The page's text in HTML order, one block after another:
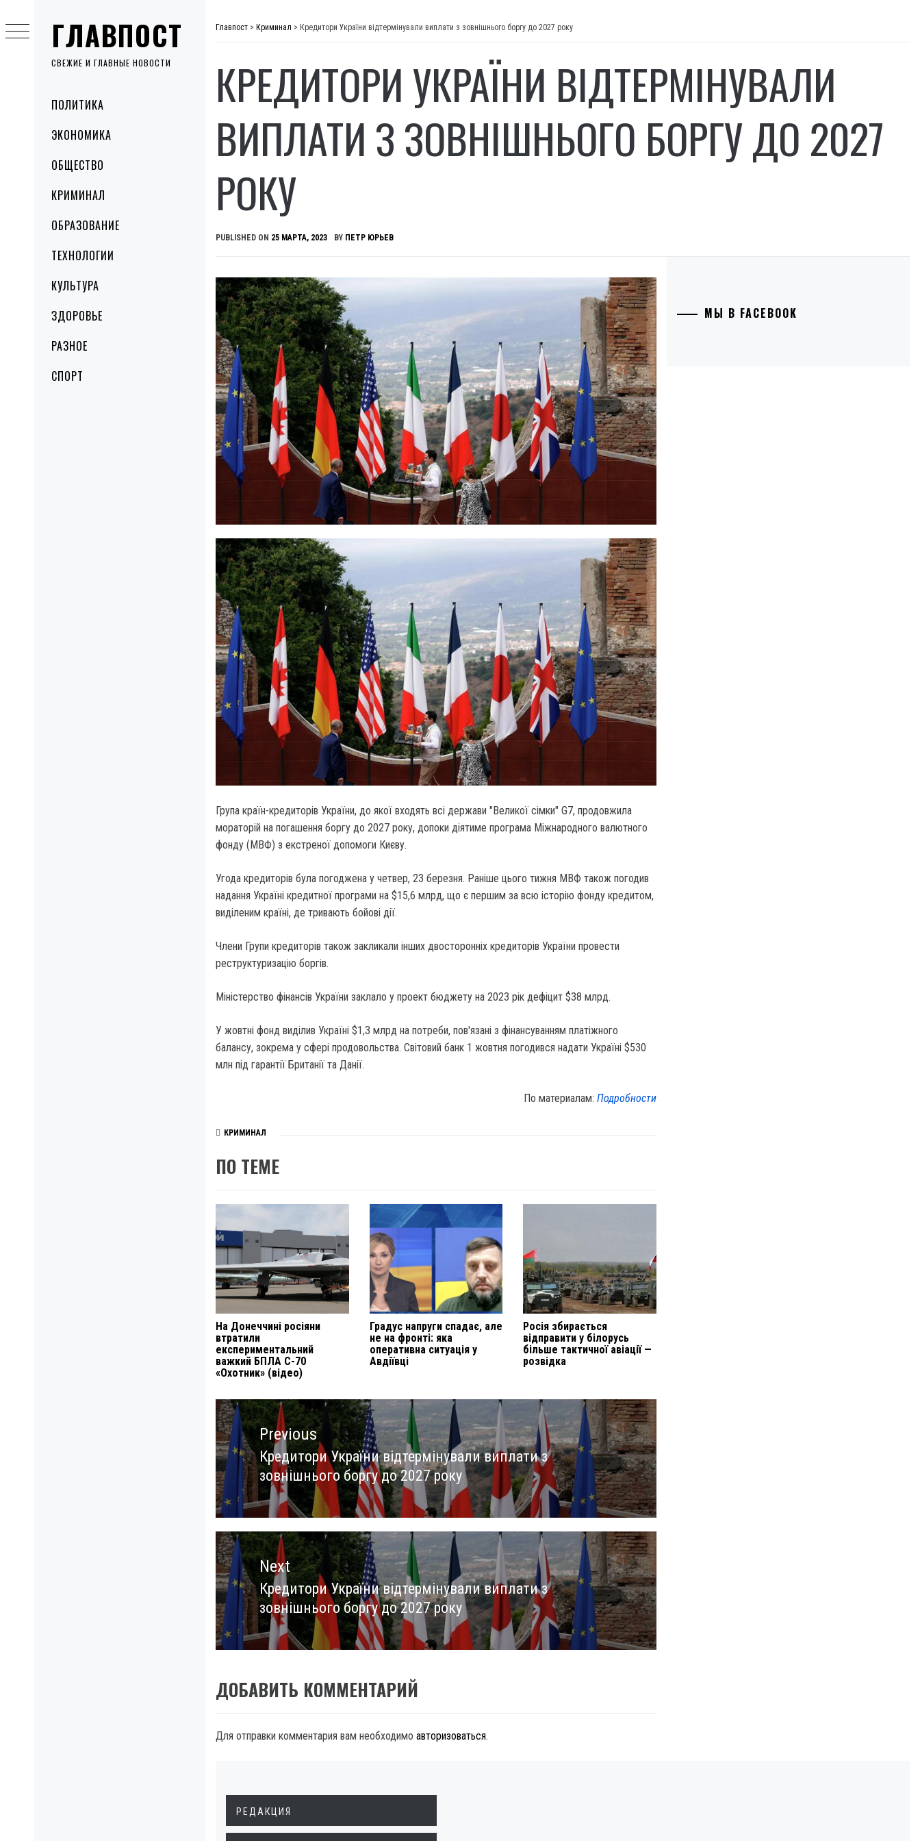
ГЛАВПОСТ
СВЕЖИЕ И ГЛАВНЫЕ НОВОСТИ
MenuПОЛИТИКА
ЭКОНОМИКА
ОБЩЕСТВО
КРИМИНАЛ
ОБРАЗОВАНИЕ
ТЕХНОЛОГИИ
КУЛЬТУРА
ЗДОРОВЬЕ
РАЗНОЕ
СПОРТ
to
content
Главпост > Криминал > Кредитори України відтермінували виплати з зовнішнього боргу до 2027 року
КРЕДИТОРИ УКРАЇНИ ВІДТЕРМІНУВАЛИ
ВИПЛАТИ З ЗОВНІШНЬОГО БОРГУ ДО 2027
РОКУ
PUBLISHED ON 25 МАРТА, 2023 BY ПЕТР ЮРЬЕВ
Група країн-кредиторів України, до якої входять всі держави "Великої сімки" G7, продовжила
мораторій на погашення боргу до 2027 року, допоки діятиме програма Міжнародного валютного
фонду (МВФ) з екстреної допомоги Києву.
Угода кредиторів була погоджена у четвер, 23 березня. Раніше цього тижня МВФ також погодив
надання Україні кредитної програми на $15,6 млрд, що є першим за всю історію фонду кредитом,
виділеним країні, де тривають бойові дії.
Члени Групи кредиторів також закликали інших двосторонніх кредиторів України провести
реструктуризацію боргів.
Міністерство фінансів України заклало у проект бюджету на 2023 рік дефіцит $38 млрд.
У жовтні фонд виділив Україні $1,3 млрд на потреби, пов'язані з фінансуванням платіжного
балансу, зокрема у сфері продовольства. Світовий банк 1 жовтня погодився надати Україні $530
млн під гарантії Британії та Данії.
По материалам:Подробности
КРИМИНАЛ
ПО ТЕМЕ
На Донеччині росіяни
втратили
експериментальний
важкий БПЛА С-70
«Охотник» (відео)
Градус напруги спадає, але
не на фронті: яка
оперативна ситуація у
Авдіївці
Росія збирається
відправити у білорусь
більше тактичної авіації —
розвідка
Навигация
по
записямPrevious
Previous
post:
Кредитори України відтермінували виплати з
зовнішнього боргу до 2027 року
Next
Next
post:
Кредитори України відтермінували виплати з
зовнішнього боргу до 2027 року
ДОБАВИТЬ КОММЕНТАРИЙ
Для отправки комментария вам необходимо авторизоваться.
МЫ В FACEBOOK
РЕДАКЦИЯ